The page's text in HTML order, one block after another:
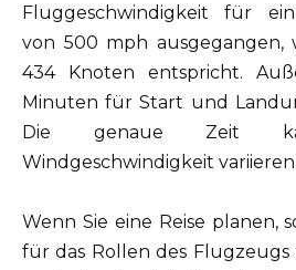
Fluggeschwindigkeit für
von 500 mph ausgegangen,
434 Knoten entspricht.
Minuten für Start und
Die genaue Zeit
Windgeschwindigkeit variieren.
Wenn Sie eine Reise planen,
für das Rollen des Flugzeugs